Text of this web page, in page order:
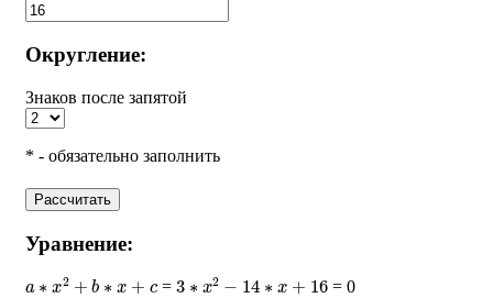
Округление:
Знаков после запятой
* - обязательно заполнить
Рассчитать
Уравнение:
2 b ∗ = 3 2 14 ∗ 16 = 0